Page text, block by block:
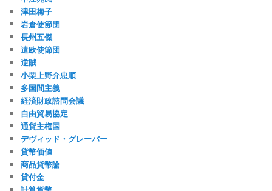
津田梅子
岩倉使節団
長州五傑
遣欧使節団
逆賊
小栗上野介忠順
多国間主義
経済財政諮問会議
自由貿易協定
通貨主権国
デヴィッド・グレーバー
貨幣価値
商品貨幣論
貸付金